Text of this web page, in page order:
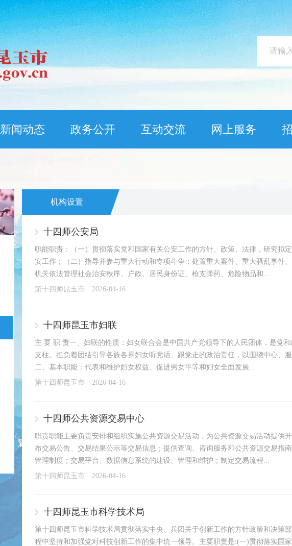
新闻动态 政务公开 互动交流 网上服务
机构设置
十四师公安局
职能职责：（一）贯彻落实党和国家有关公安工作的方针、政策、法律，研究拟
安工作；（二）指导并参与重大行动和专项斗争；处置重大案件、重大骚乱事件
机关依法管理社会治安秩序、户政、居民身份证、枪支弹药、危险物品和...
第十四师昆玉市
2026-04-16
十四师昆玉市妇联
主 要 职 责一、妇联的性质：妇女联合会是中国共产党领导下的人民团体，是党
支柱。担负着团结引导各族各界妇女听党话、跟党走的政治责任，以围绕中心、
二、基本职能：代表和维护妇女权益、促进男女平等和妇女全面发展...
第十四师昆玉市
2026-04-16
十四师公共资源交易中心
职责职能主要负责安排和组织实施公共资源交易活动，为公共资源交易活动提供
布交易公告、交易结果公示等交易信息；提供查询、咨询服务和公共资源交易指
管理制度；交易平台、数据信息系统的建设、管理和维护；制定交易流程...
第十四师昆玉市
2026-04-16
十四师昆玉市科学技术局
第十四师昆玉市科学技术局贯彻落实中央、兵团关于创新工作的方针政策和决策
程中坚持和加强党对科技创新工作的集中统一领导。主要职责是:(一)贯彻落实国